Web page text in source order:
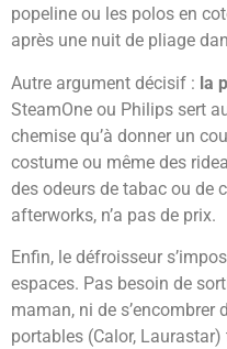
popeline ou les polos en
après une nuit de pliage
Autre argument décisif : la
SteamOne ou Philips sert
chemise qu’à donner un
costume ou même des
des odeurs de tabac ou de
afterworks, n’a pas de prix.
Enfin, le défroisseur
espaces. Pas besoin de
maman, ni de s’encombrer
portables (Calor,